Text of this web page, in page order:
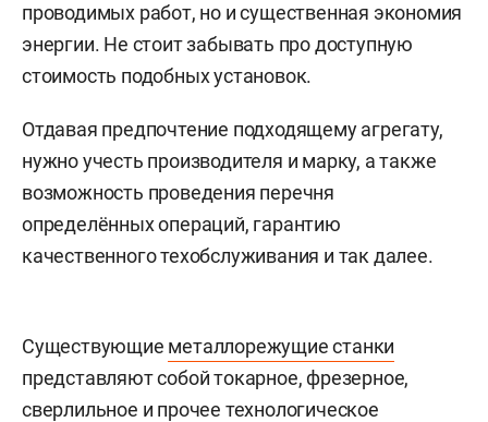
проводимых работ, но и существенная экономия
энергии. Не стоит забывать про доступную
стоимость подобных установок.
Отдавая предпочтение подходящему агрегату,
нужно учесть производителя и марку, а также
возможность проведения перечня
определённых операций, гарантию
качественного техобслуживания и так далее.
Существующие металлорежущие станки
представляют собой токарное, фрезерное,
сверлильное и прочее технологическое